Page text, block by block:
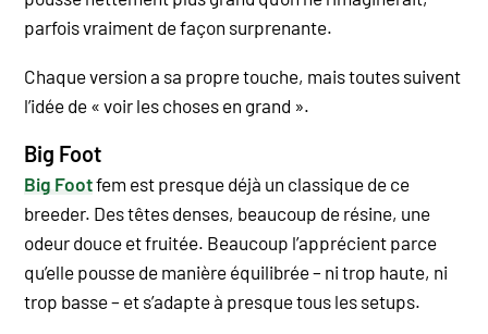
parfois vraiment de façon surprenante.
Chaque version a sa propre touche, mais toutes suivent
l’idée de « voir les choses en grand ».
Big Foot
Big Footfem est presque déjà un classique de ce
breeder. Des têtes denses, beaucoup de résine, une
odeur douce et fruitée. Beaucoup l’apprécient parce
qu’elle pousse de manière équilibrée – ni trop haute, ni
trop basse – et s’adapte à presque tous les setups.